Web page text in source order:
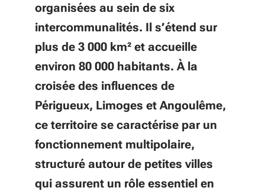
organisées au sein de six
intercommunalités. Il s’étend sur
plus de 3 000 km² et accueille
environ 80 000 habitants. À la
croisée des influences de
Périgueux, Limoges et Angoulême,
ce territoire se caractérise par un
fonctionnement multipolaire,
structuré autour de petites villes
qui assurent un rôle essentiel en